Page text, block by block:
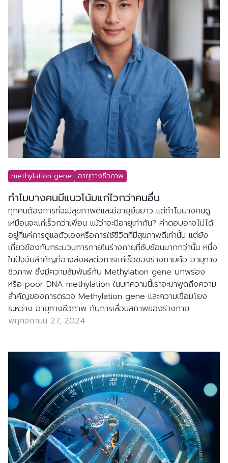
ทำไมบางคนมีแนวโน้มแก่ไวกว่าคนอื่น
ทุกคนต้องการที่จะมีสุขภาพดีและมีอายุยืนยาว แต่ทำไมบางคนดู
เหมือนจะแก่เร็วกว่าเพื่อน แม้ว่าจะมีอายุเท่ากัน? คำตอบอาจไม่ได้
อยู่ที่แค่การดูแลตัวเองหรือการใช้ชีวิตที่มีสุขภาพดีเท่านั้น แต่ยัง
เกี่ยวข้องกับกระบวนการภายในร่างกายที่ซับซ้อนมากกว่านั้น หนึ่ง
ในปัจจัยสำคัญที่อาจส่งผลต่อการแก่เร็วของร่างกายคือ อายุทาง
ชีวภาพ ซึ่งมีความสัมพันธ์กับ Methylation gene บกพร่อง
หรือ poor DNA methylation ในบทความนี้เราจะมาพูดถึงความ
สำคัญของการตรวจ Methylation gene และความเชื่อมโยง
ระหว่าง อายุทางชีวภาพ กับการเสื่อมสภาพของร่างกาย
พฤศจิกายน 27, 2024
methylation gene อายุทางชีวภาพ